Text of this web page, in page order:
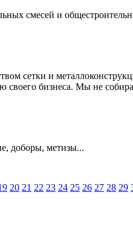
смесей и
сетки и
своего бизнеса. Мы не
доборы, метизы...
20 21 22 23 24 25 26 27 28 29